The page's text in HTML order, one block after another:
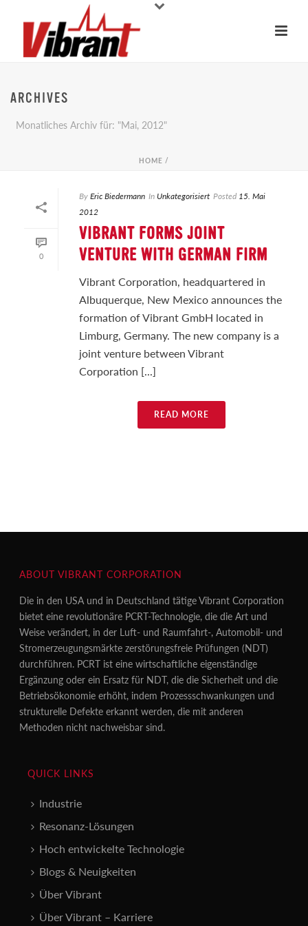
ARCHIVES
Monatliches Archiv für: "Mai, 2012"
HOME /
0
ByEric Biedermann In Unkategorisiert Posted 15. Mai
2012
VIBRANT FORMS JOINT
VENTURE WITH GERMAN FIRM
Vibrant Corporation, headquartered in
Albuquerque, New Mexico announces the
formation of Vibrant GmbH located in
Limburg, Germany. The new company is a
joint venture between Vibrant
Corporation [...]
READ MORE
ABOUT VIBRANT CORPORATION
Die in den USA und in Deutschland tätige Vibrant Corporation
bietet eine revolutionäre PCRT-Technologie, die die Art und
Weise verändert, in der Luft- und Raumfahrt-, Automobil- und
Stromerzeugungsmärkte zerstörungsfreie Prüfungen (NDT)
durchführen. PCRT ist eine wirtschaftliche eigenständige
Ergänzung oder ein Ersatz für NDT, die die Sicherheit und die
Betriebsökonomie erhöht, indem Prozessschwankungen und
strukturelle Defekte erkannt werden, die mit anderen
Methoden nicht nachweisbar sind.
QUICK LINKS
Industrie
Resonanz-Lösungen
Hoch entwickelte Technologie
Blogs & Neuigkeiten
Über Vibrant
Über Vibrant – Karriere